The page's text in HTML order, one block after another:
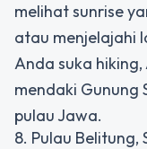
melihat sunrise
atau menjelajahi
Anda suka
mendaki Gunung
pulau Jawa.
8. Pulau Belitung,